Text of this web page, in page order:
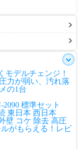
モデルチェンジ！
力が弱い、汚れ落
の1台
標準セット
東日本 西日本
壁 コケ 除去 高圧
がもらえる！レビ